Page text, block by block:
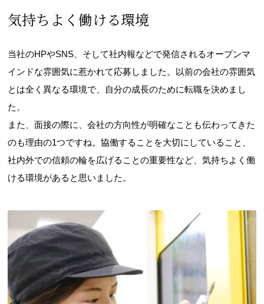
気持ちよく働ける環境
当社のHPやSNS、そして社内報などで発信されるオープンマ
インドな雰囲気に惹かれて応募しました。以前の会社の雰囲気
とは全く異なる環境で、自分の成長のために転職を決めまし
た。
また、面接の際に、会社の方向性が明確なことも伝わってきた
のも理由の1つですね。協働することを大切にしていること、
社内外での信頼の輪を広げることの重要性など、気持ちよく働
ける環境があると思いました。